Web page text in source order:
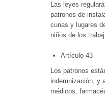
Las leyes
patronos de
cunas y lugares
niños de los
Artículo 43
Los patronos
indemnización, y
médicos,